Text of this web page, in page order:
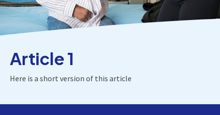
Article 1
Here is a short version of this article